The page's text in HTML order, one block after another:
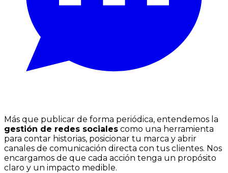
Más que publicar de forma periódica, entendemos la
gestión de redes sociales como una herramienta
para contar historias, posicionar tu marca y abrir
canales de comunicación directa con tus clientes. Nos
encargamos de que cada acción tenga un propósito
claro y un impacto medible.